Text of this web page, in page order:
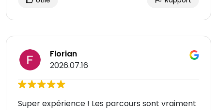
Florian
2026.07.16
Super expérience ! Les parcours sont vraiment